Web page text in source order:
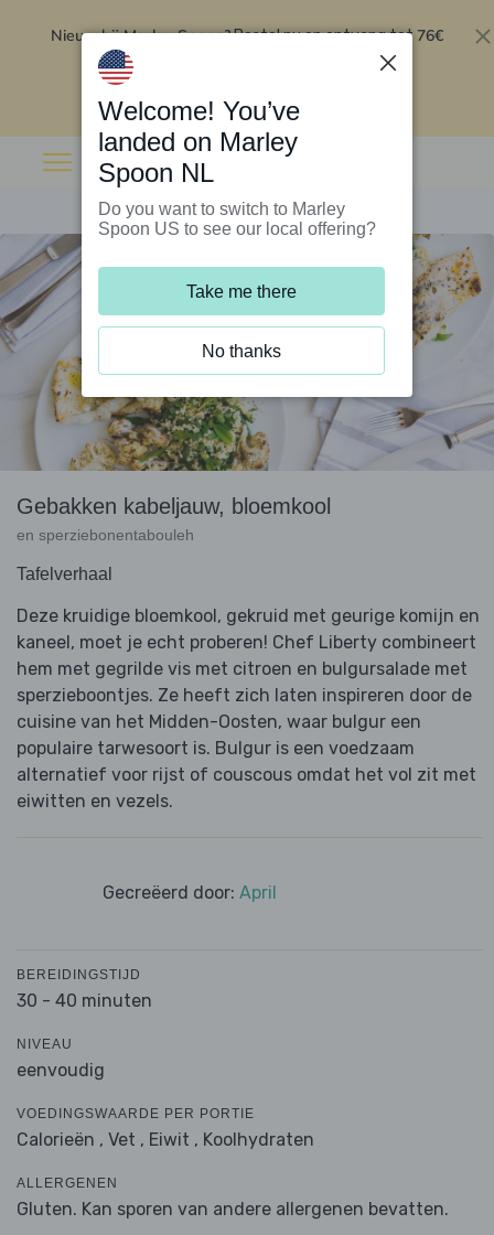
Nieuw bij Marley Spoon?Bestel nu en ontvang tot 76€
Gebakken kabeljauw, bloemkool
en sperziebonentabouleh
Tafelverhaal
Deze kruidige bloemkool, gekruid met geurige komijn en
kaneel, moet je echt proberen! Chef Liberty combineert
hem met gegrilde vis met citroen en bulgursalade met
sperzieboontjes. Ze heeft zich laten inspireren door de
cuisine van het Midden-Oosten, waar bulgur een
populaire tarwesoort is. Bulgur is een voedzaam
alternatief voor rijst of couscous omdat het vol zit met
eiwitten en vezels.
Gecreëerd door: April
BEREIDINGSTIJD
30 - 40 minuten
NIVEAU
eenvoudig
VOEDINGSWAARDE PER PORTIE
Calorieën , Vet , Eiwit , Koolhydraten
ALLERGENEN
Gluten. Kan sporen van andere allergenen bevatten.
Welcome! You’ve
landed on Marley
Spoon NL
Do you want to switch to Marley
Spoon US to see our local offering?
Take me there
No thanks